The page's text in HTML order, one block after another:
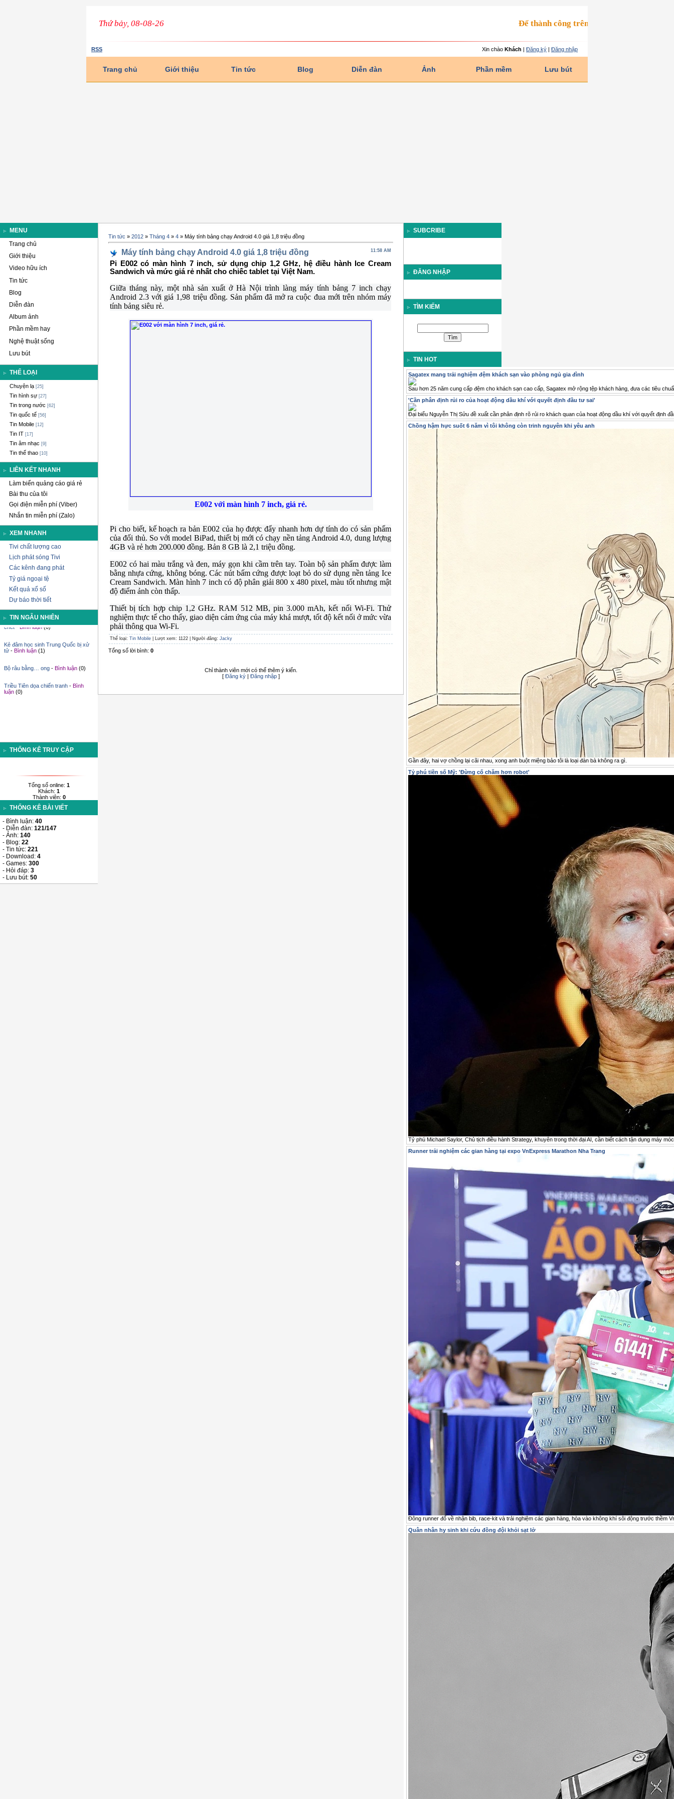
Thứ bảy, 08-08-26 Để thành công trên đường đời, 2 yếu tố
RSS Xin chào Khách | Đăng ký | Đăng nhập
Trang chủ Giới thiệu Tin tức Blog Diễn đàn Ảnh Phần mềm Lưu bút
MENU
Trang chủ
Giới thiệu
Video hữu ích
Tin tức
Blog
Diễn đàn
Album ảnh
Phần mềm hay
Nghệ thuật sống
Lưu bút
THỂ LOẠI
Chuyện lạ [25]
Tin hình sự [27]
Tin trong nước [62]
Tin quốc tế [56]
Tin Mobile [12]
Tin IT [17]
Tin âm nhạc [9]
Tin thể thao [10]
LIÊN KẾT NHANH
Làm biển quảng cáo giá rẻ
Bài thu của tôi
Gọi điện miễn phí (Viber)
Nhắn tin miễn phí (Zalo)
XEM NHANH
Tivi chất lượng cao
Lịch phát sóng Tivi
Các kênh đang phát
Tỷ giá ngoại tệ
Kết quả xổ số
Dự báo thời tiết
TIN NGẪU NHIÊN
1,8 triệu đồng -Bình luận(0)
Chở bạn đi mua dép, bị xe buýt cán
Kẻ đâm học sinh Trung Quốc bị xử
Triều Tiên dọa chiến tranh
THỐNG KÊ TRUY CẬP
Tổng số online: 1
Khách: 1
Thành viên: 0
THỐNG KÊ BÀI VIẾT
- Bình luận: 40
- Diễn đàn: 121/147
- Ảnh: 140
- Blog: 22
- Tin tức: 221
- Download: 4
- Games: 300
- Hỏi đáp: 3
- Lưu bút: 50
Tin tức » 2012 » Tháng 4 » 4 » Máy tính bảng chạy Android 4.0 giá 1,8 triệu đồng
11:58 AM
Máy tính bảng chạy Android 4.0 giá 1,8 triệu đồng
Pi E002 có màn hình 7 inch, sử dụng chip 1,2 GHz, hệ điều hành Ice Cream
Sandwich và mức giá rẻ nhất cho chiếc tablet tại Việt Nam.
Giữa tháng này, một nhà sản xuất ở Hà Nội trình làng máy tính bảng 7 inch chạy
Android 2.3 với giá 1,98 triệu đồng. Sản phẩm đã mở ra cuộc đua mới trên nhóm máy
tính bảng siêu rẻ.
E002 với màn hình 7 inch, giá rẻ.
Pi cho biết, kế hoạch ra bản E002 của họ được đẩy nhanh hơn dự tính do có sản phẩm
của đối thủ. So với model BiPad, thiết bị mới có chạy nền tảng Android 4.0, dung lượng
4GB và rẻ hơn 200.000 đồng. Bản 8 GB là 2,1 triệu đồng.
E002 có hai màu trắng và đen, máy gọn khi cầm trên tay. Toàn bộ sản phẩm được làm
bằng nhựa cứng, không bóng. Các nút bấm cứng được loạt bỏ do sử dụng nền tảng Ice
Cream Sandwich. Màn hình 7 inch có độ phân giải 800 x 480 pixel, màu tốt nhưng mật
độ điểm ảnh còn thấp.
Thiết bị tích hợp chip 1,2 GHz. RAM 512 MB, pin 3.000 mAh, kết nối Wi-Fi. Thử
nghiệm thực tế cho thấy, giao diện cảm ứng của máy khá mượt, tốt độ kết nối ở mức vừa
phải thông qua Wi-Fi.
Thể loại: Tin Mobile Lượt xem: 1122 | Người đăng: Jacky
Tổng số lời bình: 0
Chỉ thành viên mới có thể thêm ý kiến.
[ Đăng ký| Đăng nhập]
SUBCRIBE
ĐĂNG NHẬP
TÌM KIẾM
TIN HOT
Sagatex mang trải nghiệm đệm khách sạn vào phòng ngủ gia đình
Sau hơn 25 năm cung cấp đệm cho khách sạn cao cấp, Sagatex mở rộng tệp khách hàng, đưa các tiêu
'Cần phân định rủi ro của hoạt động dầu khí với quyết định đầu tư sai'
Đại biểu Nguyễn Thị Sửu đề xuất cần phân định rõ rủi ro khách quan của hoạt động dầu khí với quyết định
Chồng hậm hực suốt 6 năm vì tôi không còn trinh nguyên khi yêu anh
Gần đây, hai vợ chồng lại cãi nhau, xong anh buột miệng bảo tôi là loại đàn bà không ra gì.
Tỷ phú tiền số Mỹ: 'Đừng cố chăm hơn robot'
Tỷ phú Michael Saylor, Chủ tịch điều hành Strategy, khuyên trong thời đại AI, cần biết cách tận dụng máy
Runner trải nghiệm các gian hàng tại expo VnExpress Marathon Nha Trang
Đông runner đổ về nhận bib, race-kit và trải nghiệm các gian hàng, hòa vào không khí sôi động trước thềm
Quân nhân hy sinh khi cứu đồng đội khỏi sạt lở